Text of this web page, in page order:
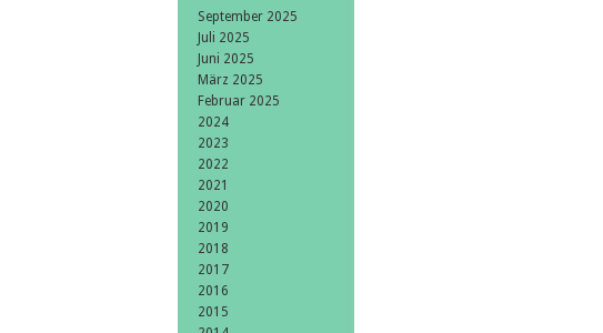
September 2025
Juli 2025
Juni 2025
März 2025
Februar 2025
2024
2023
2022
2021
2020
2019
2018
2017
2016
2015